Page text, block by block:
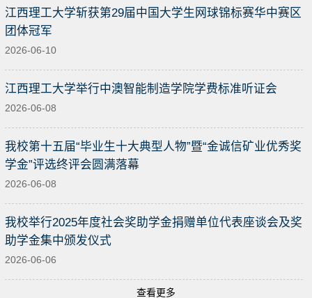
江西理工大学斩获第29届中国大学生网球锦标赛华中赛区
团体冠军
2026-06-10
江西理工大学举行中澳智能制造学院学费标准听证会
2026-06-08
我校第十五届“毕业生十大典型人物”暨“金诚信矿业优秀奖
学金”评选终评会圆满落幕
2026-06-08
我校举行2025年度社会奖助学金捐赠单位代表座谈会及奖
助学金集中颁发仪式
2026-06-06
查看更多